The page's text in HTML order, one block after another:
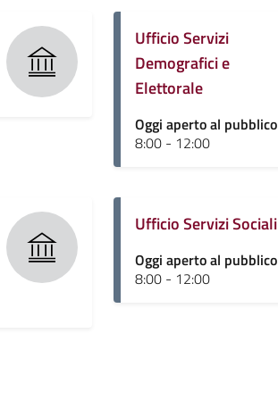
Ufficio Servizi
Demografici e
Elettorale
Oggi aperto al pubblico
8:00 - 12:00
Ufficio Servizi Sociali
Oggi aperto al pubblico
8:00 - 12:00